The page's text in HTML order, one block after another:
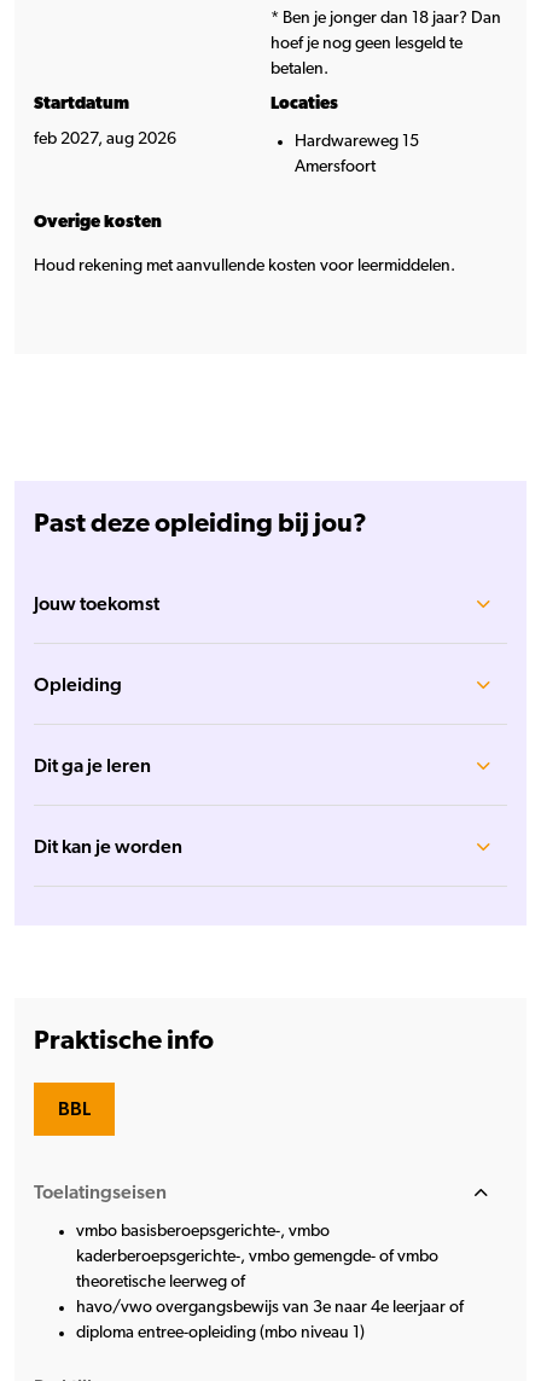
* Ben je jonger dan 18 jaar? Dan
hoef je nog geen lesgeld te
betalen.
Startdatum
feb 2027, aug 2026
Locaties
Hardwareweg 15
Amersfoort
Overige kosten
Houd rekening met aanvullende kosten voor leermiddelen.
Past deze opleiding bij jou?
Jouw toekomst
Opleiding
Dit ga je leren
Dit kan je worden
Praktische info
BBL
Toelatingseisen
vmbo basisberoepsgerichte-, vmbo
kaderberoepsgerichte-, vmbo gemengde- of vmbo
theoretische leerweg of
havo/vwo overgangsbewijs van 3e naar 4e leerjaar of
diploma entree-opleiding (mbo niveau 1)